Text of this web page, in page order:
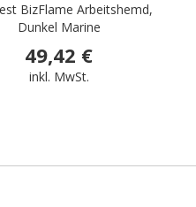
BizFlame Arbeitshemd,
Dunkel Marine
49,42 €
inkl. MwSt.